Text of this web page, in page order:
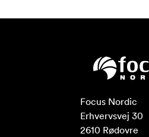
Focus Nordic
Erhvervsvej 30
2610 Rødovre